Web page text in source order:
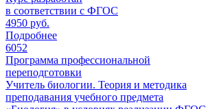
в соответствии с ФГОС
4950 руб.
Подробнее
6052
Программа профессиональной
переподготовки
Учитель биологии. Теория и методика
преподавания учебного предмета